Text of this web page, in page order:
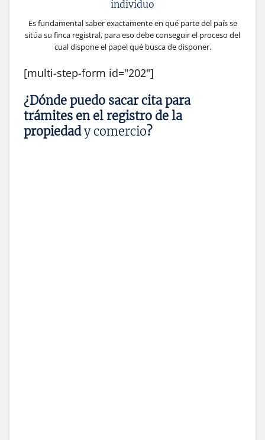
individuo
Es fundamental saber exactamente en qué parte del país se
sitúa su finca registral, para eso debe conseguir el proceso del
cual dispone el papel qué busca de disponer.
[multi-step-form id="202"]
¿Dónde puedo sacar cita para
trámites en el registro de la
propiedady comercio?